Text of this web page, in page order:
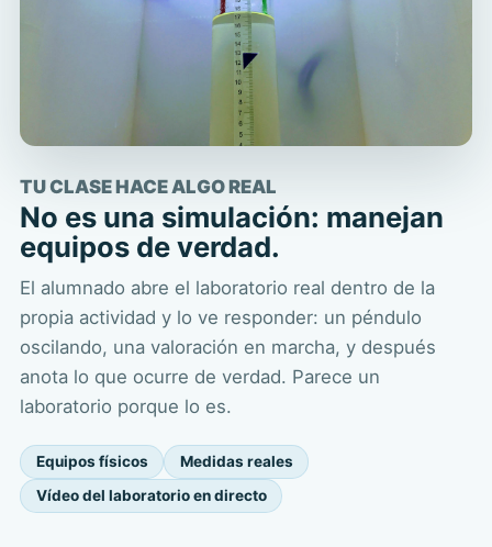
TU CLASE HACE ALGO REAL
No es una simulación: manejan
equipos de verdad.
El alumnado abre el laboratorio real dentro de la
propia actividad y lo ve responder: un péndulo
oscilando, una valoración en marcha, y después
anota lo que ocurre de verdad. Parece un
laboratorio porque lo es.
Equipos físicos
Medidas reales
Vídeo del laboratorio en directo